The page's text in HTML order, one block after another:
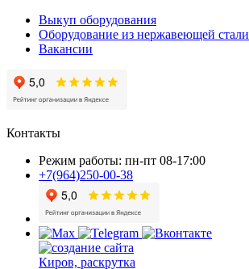
Выкуп оборудования
Оборудование из нержавеющей стали
Вакансии
Контакты
Режим работы: пн-пт 08-17:00
+7(964)250-00-38